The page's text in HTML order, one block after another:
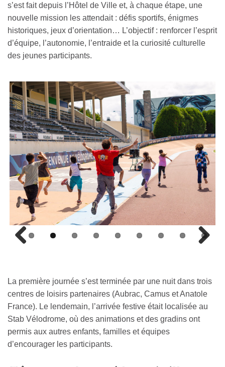
s’est fait depuis l’Hôtel de Ville et, à chaque étape, une
nouvelle mission les attendait : défis sportifs, énigmes
historiques, jeux d’orientation… L’objectif : renforcer l’esprit
d’équipe, l’autonomie, l’entraide et la curiosité culturelle
des jeunes participants.
La première journée s’est terminée par une nuit dans trois
centres de loisirs partenaires (Aubrac, Camus et Anatole
France). Le lendemain, l’arrivée festive était localisée au
Stab Vélodrome, où des animations et des gradins ont
permis aux autres enfants, familles et équipes